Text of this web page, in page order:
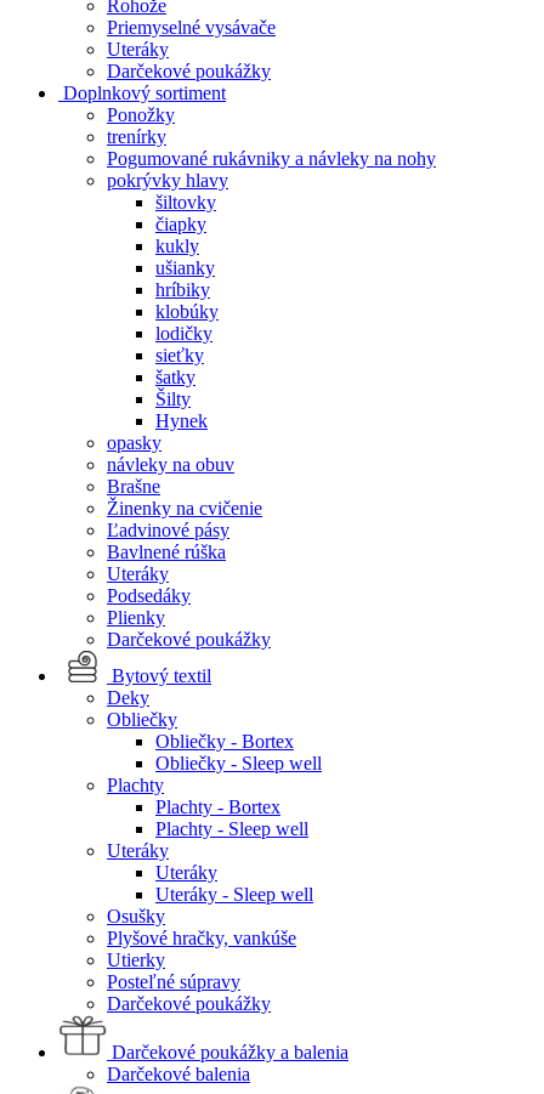
Rohože
Priemyselné vysávače
Uteráky
Darčekové poukážky
Doplnkový sortiment
Ponožky
trenírky
Pogumované rukávniky a návleky na nohy
pokrývky hlavy
šiltovky
čiapky
kukly
ušianky
hríbiky
klobúky
lodičky
sieťky
šatky
Šilty
Hynek
opasky
návleky na obuv
Brašne
Žinenky na cvičenie
Ľadvinové pásy
Bavlnené rúška
Uteráky
Podsedáky
Plienky
Darčekové poukážky
Bytový textil
Deky
Obliečky
Obliečky - Bortex
Obliečky - Sleep well
Plachty
Plachty - Bortex
Plachty - Sleep well
Uteráky
Uteráky
Uteráky - Sleep well
Osušky
Plyšové hračky, vankúše
Utierky
Posteľné súpravy
Darčekové poukážky
Darčekové poukážky a balenia
Darčekové balenia